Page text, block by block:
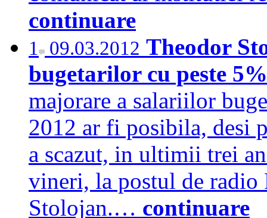
continuare
1 09.03.2012 Theodor
bugetarilor cu peste
majorare a salariilor
2012 ar fi posibila, desi
a scazut, in ultimii trei
vineri, la postul de radio
Stolojan.… continuare